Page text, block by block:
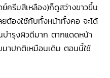
ครีมสีเหลือง)ก็ดูสว่างขาวขึ้น
ต้องใช้กับทั้งหน้าทั้งคอ จะได้
บำรุงผิวดีมาก ตากแดดหน้า
าปกติเหมือนเดิม ตอนนี้ใช้